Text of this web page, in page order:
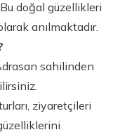
doğal güzellikleri
anılmaktadır.
sahilinden
ziyaretçileri